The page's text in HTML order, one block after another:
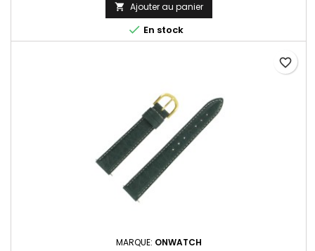
 Ajouter au panier
 En stock
MARQUE: ONWATCH
favorite_border